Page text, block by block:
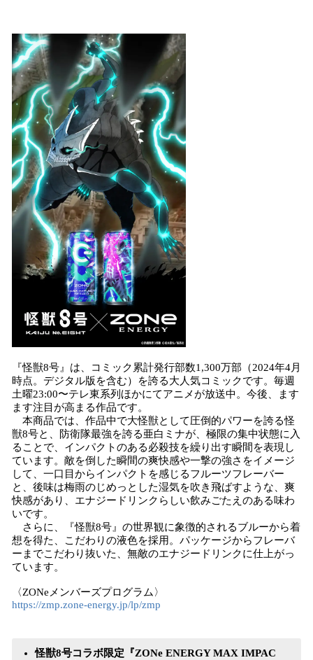
『怪獣8号』は、コミック累計発行部数1,300万部（2024年4月
時点。デジタル版を含む）を誇る大人気コミックです。毎週
土曜23:00〜テレ東系列ほかにてアニメが放送中。今後、ます
ます注目が高まる作品です。
本商品では、作品中で大怪獣として圧倒的パワーを誇る怪
獣8号と、防衛隊最強を誇る亜白ミナが、極限の集中状態に入
ることで、インパクトのある必殺技を繰り出す瞬間を表現し
ています。敵を倒した瞬間の爽快感や一撃の強さをイメージ
して、一口目からインパクトを感じるフルーツフレーバー
と、後味は梅雨のじめっとした湿気を吹き飛ばすような、爽
快感があり、エナジードリンクらしい飲みごたえのある味わ
いです。
さらに、『怪獣8号』の世界観に象徴的されるブルーから着
想を得た、こだわりの液色を採用。パッケージからフレーバ
ーまでこだわり抜いた、無敵のエナジードリンクに仕上がっ
ています。
〈ZONeメンバーズプログラム〉
https://zmp.zone-energy.jp/lp/zmp
怪獣8号コラボ限定『ZONe ENERGY MAX IMPAC